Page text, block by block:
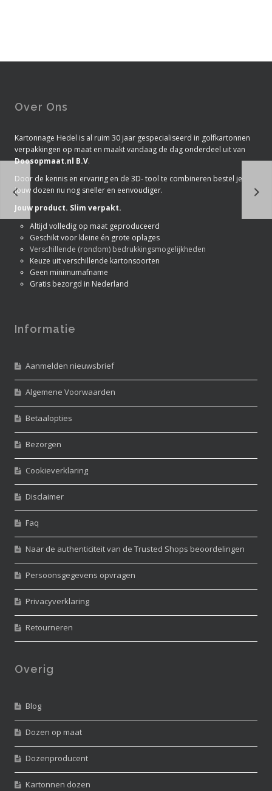
Over Ons
Kartonnage Hedel is al ruim 30 jaar gespecialiseerd in golfkartonnen
verpakkingen op maat en maakt vandaag de dag onderdeel uit van
Doosopmaat.nl B.V.
Door de kennis en ervaring en de 3D- tool te combineren bestel je
jouw dozen nu nog sneller en eenvoudiger.
Jouw product. Slim verpakt.
Altijd volledig op maat geproduceerd
Geschikt voor kleine én grote oplages
Verschillende (rondom) bedrukkingsmogelijkheden
Keuze uit verschillende kartonsoorten
Geen minimumafname
Gratis bezorgd in Nederland
Informatie
Aanmelden nieuwsbrief
Algemene Voorwaarden
Betaalopties
Bezorgen
Cookieverklaring
Disclaimer
Faq
Naar de authenticiteit van de Trusted Shops beoordelingen
Persoonsgegevens opvragen
Privacyverklaring
Retourneren
Overig
Blog
Dozen op maat
Dozenproducent
Kartonnen dozen